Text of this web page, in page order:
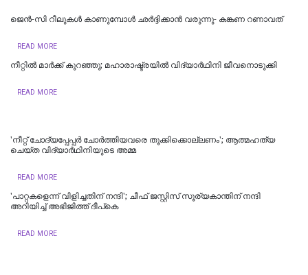
ജെന്‍-സി റീലുകള്‍ കാണുമ്പോള്‍ ഛര്‍ദ്ദിക്കാന്‍ വരുന്നു- കങ്കണ റണാവത്
READ MORE
നീറ്റിൽ മാർക്ക് കുറഞ്ഞു; മഹാരാഷ്ട്രയിൽ വിദ്യാർഥിനി ജീവനൊടുക്കി
READ MORE
'നീറ്റ് ചോദ്യപ്പേപ്പർ ചോർത്തിയവരെ തൂക്കിക്കൊല്ലണം'; ആത്മഹത്യ
ചെയ്ത വിദ്യാർഥിനിയുടെ അമ്മ
READ MORE
'പാറ്റകളെന്ന് വിളിച്ചതിന് നന്ദി'; ചീഫ് ജസ്റ്റിസ് സൂര്യകാന്തിന് നന്ദി
അറിയിച്ച് അഭിജിത്ത് ദീപ്‌കെ
READ MORE